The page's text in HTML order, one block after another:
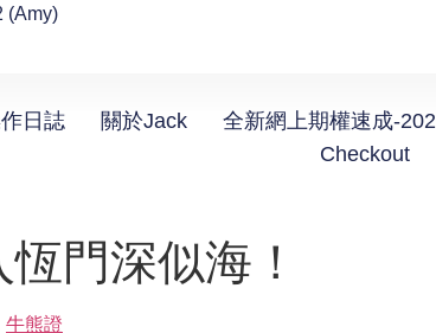
(Amy)
日誌 關於Jack 全新網上期權速成-
Checkout
門深似海！
牛熊證